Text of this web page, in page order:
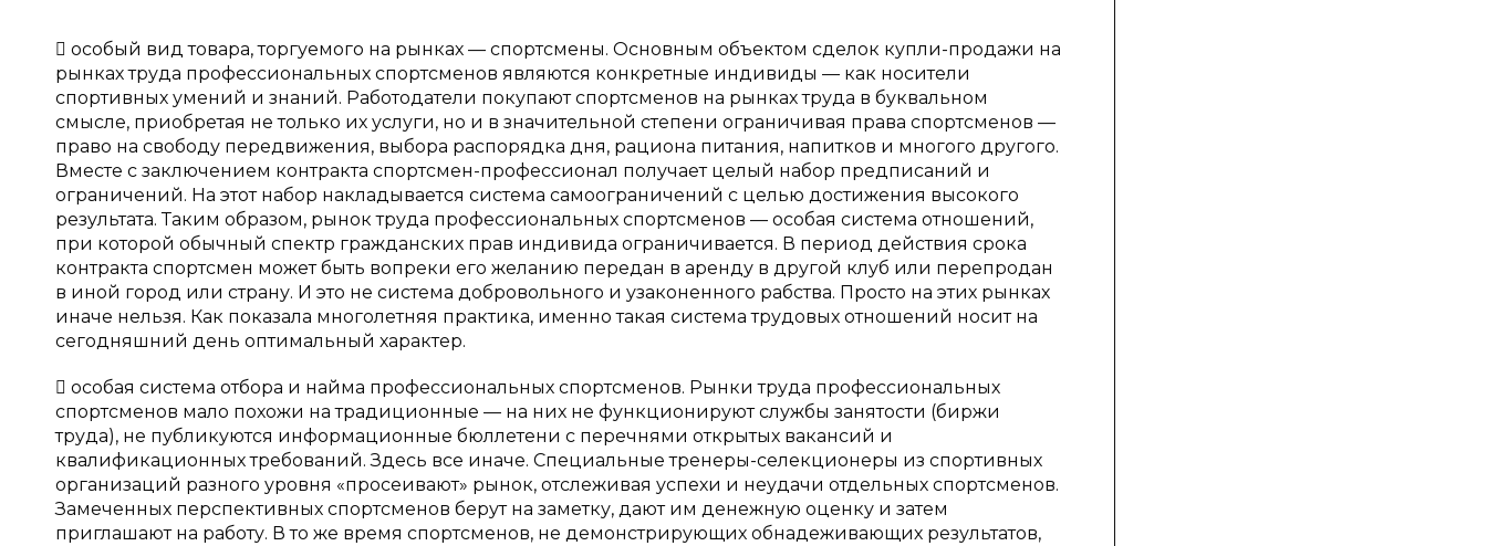
 особый вид товара, торгуемого на рынках — спортсмены. Основным объектом сделок купли-продажи на
рынках труда профессиональных спортсменов являются конкретные индивиды — как носители
спортивных умений и знаний. Работодатели покупают спортсменов на рынках труда в буквальном
смысле, приобретая не только их услуги, но и в значительной степени ограничивая права спортсменов —
право на свободу передвижения, выбора распорядка дня, рациона питания, напитков и многого другого.
Вместе с заключением контракта спортсмен-профессионал получает целый набор предписаний и
ограничений. На этот набор накладывается система самоограничений с целью достижения высокого
результата. Таким образом, рынок труда профессиональных спортсменов — особая система отношений,
при которой обычный спектр гражданских прав индивида ограничивается. В период действия срока
контракта спортсмен может быть вопреки его желанию передан в аренду в другой клуб или перепродан
в иной город или страну. И это не система добровольного и узаконенного рабства. Просто на этих рынках
иначе нельзя. Как показала многолетняя практика, именно такая система трудовых отношений носит на
сегодняшний день оптимальный характер.
 особая система отбора и найма профессиональных спортсменов. Рынки труда профессиональных
спортсменов мало похожи на традиционные — на них не функционируют службы занятости (биржи
труда), не публикуются информационные бюллетени с перечнями открытых вакансий и
квалификационных требований. Здесь все иначе. Специальные тренеры-селекционеры из спортивных
организаций разного уровня «просеивают» рынок, отслеживая успехи и неудачи отдельных спортсменов.
Замеченных перспективных спортсменов берут на заметку, дают им денежную оценку и затем
приглашают на работу. В то же время спортсменов, не демонстрирующих обнадеживающих результатов,